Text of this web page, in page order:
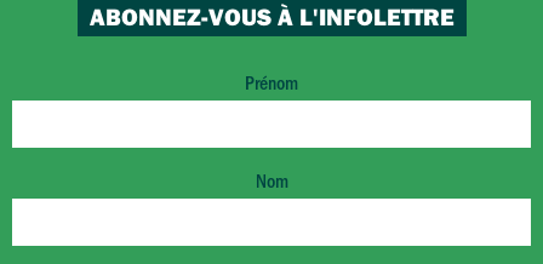
ABONNEZ-VOUS À L'INFOLETTRE
Prénom
Nom